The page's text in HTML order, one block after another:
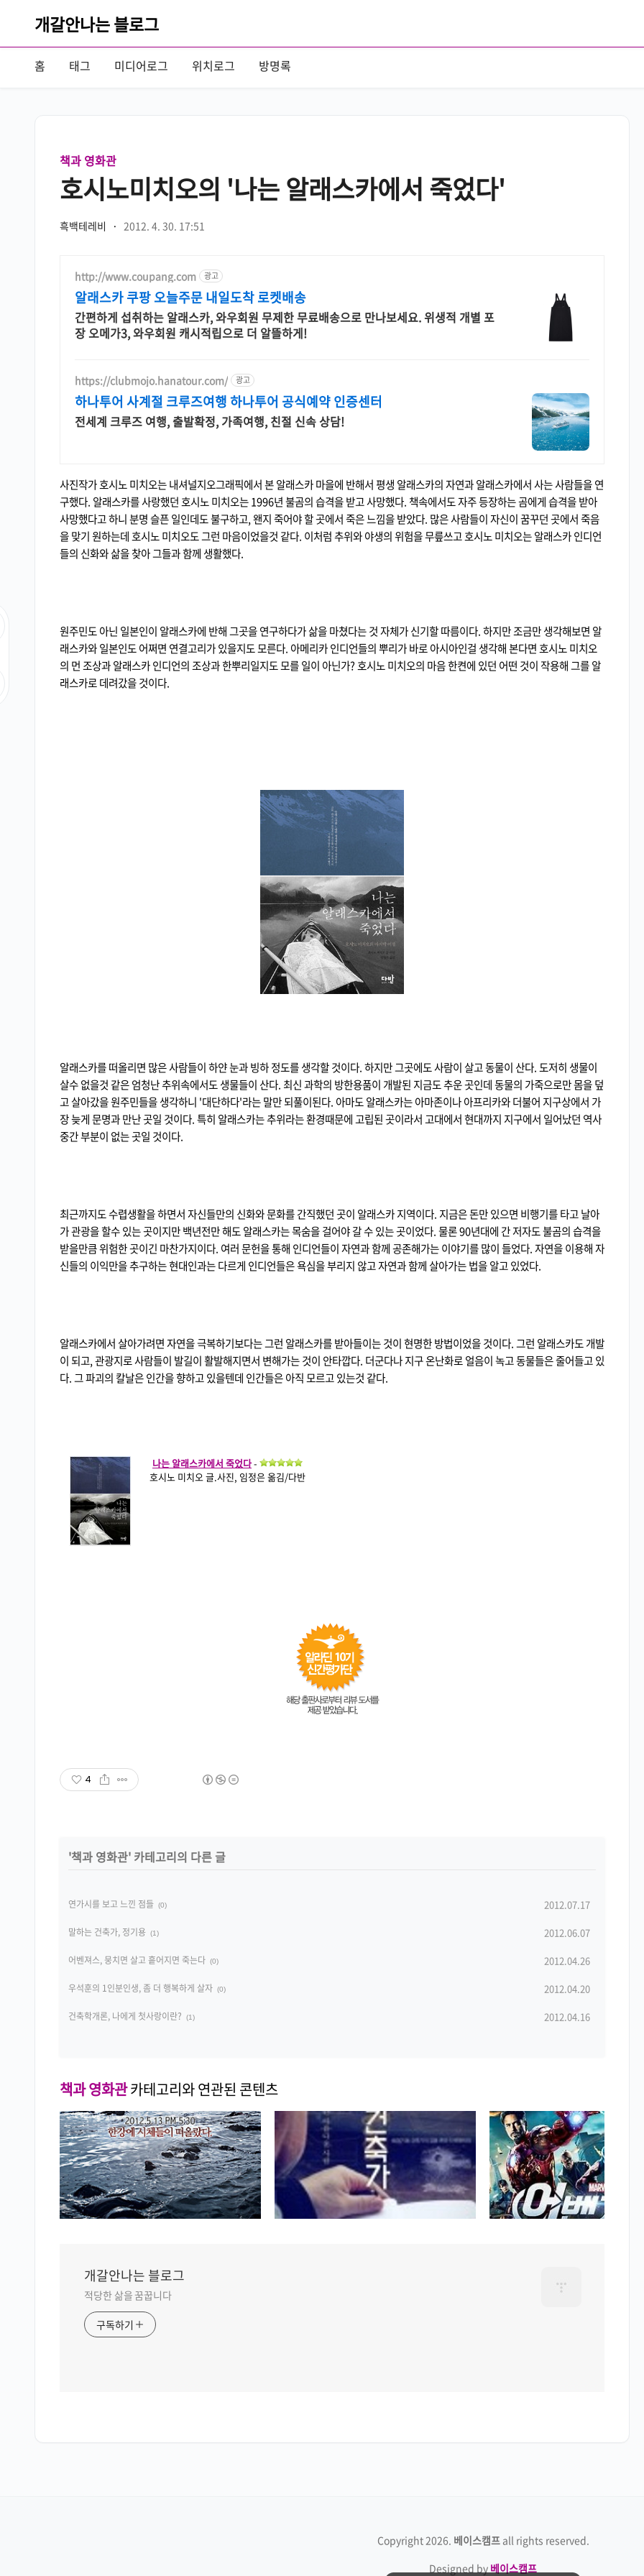
개갈안나는 블로그
홈 태그 미디어로그 위치로그 방명록
책과 영화관
호시노미치오의 '나는 알래스카에서 죽었다'
흑백테레비 · 2012. 4. 30. 17:51
http://www.coupang.com 광고
알래스카 쿠팡 오늘주문 내일도착 로켓배송
간편하게 섭취하는 알래스카, 와우회원 무제한 무료배송으로 만나보세요. 위생적 개별 포
장 오메가3, 와우회원 캐시적립으로 더 알뜰하게!
https://clubmojo.hanatour.com/ 광고
하나투어 사계절 크루즈여행 하나투어 공식예약 인증센터
전세계 크루즈 여행, 출발확정, 가족여행, 친절 신속 상담!
사진작가 호시노 미치오는 내셔널지오그래픽에서 본 알래스카 마을에 반해서 평생 알래스카의 자연과 알래스카에서 사는 사람들을 연
구했다. 알래스카를 사랑했던 호시노 미치오는 1996년 불곰의 습격을 받고 사망했다. 책속에서도 자주 등장하는 곰에게 습격을 받아
사망했다고 하니 분명 슬픈 일인데도 불구하고, 왠지 죽어야 할 곳에서 죽은 느낌을 받았다. 많은 사람들이 자신이 꿈꾸던 곳에서 죽음
을 맞기 원하는데 호시노 미치오도 그런 마음이었을것 같다. 이처럼 추위와 야생의 위험을 무릎쓰고 호시노 미치오는 알래스카 인디언
들의 신화와 삶을 찾아 그들과 함께 생활했다.
원주민도 아닌 일본인이 알래스카에 반해 그곳을 연구하다가 삶을 마쳤다는 것 자체가 신기할 따름이다. 하지만 조금만 생각해보면 알
래스카와 일본인도 어쩌면 연결고리가 있을지도 모른다. 아메리카 인디언들의 뿌리가 바로 아시아인걸 생각해 본다면 호시노 미치오
의 먼 조상과 알래스카 인디언의 조상과 한뿌리일지도 모를 일이 아닌가? 호시노 미치오의 마음 한켠에 있던 어떤 것이 작용해 그를 알
래스카로 데려갔을 것이다.
알래스카를 떠올리면 많은 사람들이 하얀 눈과 빙하 정도를 생각할 것이다. 하지만 그곳에도 사람이 살고 동물이 산다. 도저히 생물이
살수 없을것 같은 엄청난 추위속에서도 생물들이 산다. 최신 과학의 방한용품이 개발된 지금도 추운 곳인데 동물의 가죽으로만 몸을 덮
고 살아갔을 원주민들을 생각하니 '대단하다'라는 말만 되풀이된다. 아마도 알래스카는 아마존이나 아프리카와 더불어 지구상에서 가
장 늦게 문명과 만난 곳일 것이다. 특히 알래스카는 추위라는 환경때문에 고립된 곳이라서 고대에서 현대까지 지구에서 일어났던 역사
중간 부분이 없는 곳일 것이다.
최근까지도 수렵생활을 하면서 자신들만의 신화와 문화를 간직했던 곳이 알래스카 지역이다. 지금은 돈만 있으면 비행기를 타고 날아
가 관광을 할수 있는 곳이지만 백년전만 해도 알래스카는 목숨을 걸어야 갈 수 있는 곳이었다. 물론 90년대에 간 저자도 불곰의 습격을
받을만큼 위험한 곳이긴 마찬가지이다. 여러 문헌을 통해 인디언들이 자연과 함께 공존해가는 이야기를 많이 들었다. 자연을 이용해 자
신들의 이익만을 추구하는 현대인과는 다르게 인디언들은 욕심을 부리지 않고 자연과 함께 살아가는 법을 알고 있었다.
알래스카에서 살아가려면 자연을 극복하기보다는 그런 알래스카를 받아들이는 것이 현명한 방법이었을 것이다. 그런 알래스카도 개발
이 되고, 관광지로 사람들이 발길이 활발해지면서 변해가는 것이 안타깝다. 더군다나 지구 온난화로 얼음이 녹고 동물들은 줄어들고 있
다. 그 파괴의 칼날은 인간을 향하고 있을텐데 인간들은 아직 모르고 있는것 같다.
나는 알래스카에서 죽었다-
호시노 미치오 글.사진, 임정은 옮김/다반
4
'책과 영화관' 카테고리의 다른 글
연가시를 보고 느낀 점들 (0) 2012.07.17
말하는 건축가, 정기용 (1) 2012.06.07
어벤져스, 뭉치면 살고 흩어지면 죽는다 (0) 2012.04.26
우석훈의 1인분인생, 좀 더 행복하게 살자 (0) 2012.04.20
건축학개론, 나에게 첫사랑이란? (1) 2012.04.16
책과 영화관카테고리와 연관된 콘텐츠
개갈안나는 블로그
적당한 삶을 꿈꿉니다
구독하기
Copyright 2026. 베이스캠프all rights reserved.
Designed by 베이스캠프